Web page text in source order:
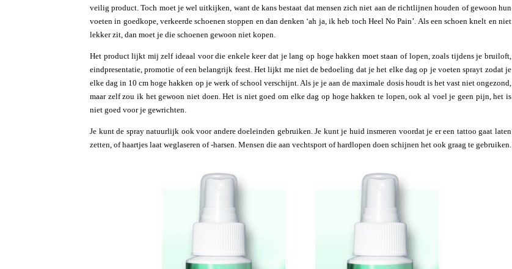
veilig product. Toch moet je wel uitkijken, want de kans bestaat dat mensen zich niet aan de richtlijnen houden of gewoon hun
voeten in goedkope, verkeerde schoenen stoppen en dan denken ‘ah ja, ik heb toch Heel No Pain’. Als een schoen knelt en niet
lekker zit, dan moet je die schoenen gewoon niet kopen.
Het product lijkt mij zelf ideaal voor die enkele keer dat je lang op hoge hakken moet staan of lopen, zoals tijdens je bruiloft,
eindpresentatie, promotie of een belangrijk feest. Het lijkt me niet de bedoeling dat je het elke dag op je voeten sprayt zodat je
elke dag in 10 cm hoge hakken op je werk of school verschijnt. Als je je aan de maximale dosis houdt is het vast niet ongezond,
maar zelf zou ik het gewoon niet doen. Het is niet goed om elke dag op hoge hakken te lopen, ook al voel je geen pijn, het is
niet goed voor je gewrichten.
Je kunt de spray natuurlijk ook voor andere doeleinden gebruiken. Je kunt je huid insmeren voordat je er een tattoo gaat laten
zetten, of haartjes laat weglaseren of -harsen. Mensen die aan vechtsport of hardlopen doen schijnen het ook graag te gebruiken.